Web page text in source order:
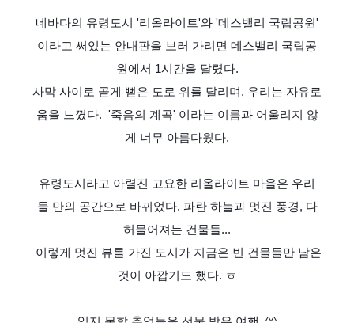
네바다의 유령도시 '리올라이트'와 '데스밸리 국립공원'
이라고 써있는 안내판을 보러 가려면 데스밸리 국립공
원에서 1시간을 달렸다.
사막 사이로 곧게 뻗은 도로 위를 달리며, 우리는 자유로
움을 느꼈다. '죽음의 계곡' 이라는 이름과 어울리지 않
게 너무 아름다웠다.
유령도시라고 아렬진 고요한 리올라이트 마을은 우리
둘 만의 공간으로 바뀌었다. 파란 하늘과 멋진 풍경, 다
허물어져는 건물들...
이렇게 멋진 뷰를 가진 도시가 지금은 빈 건물들만 남은
것이 아깝기도 했다. ㅎ